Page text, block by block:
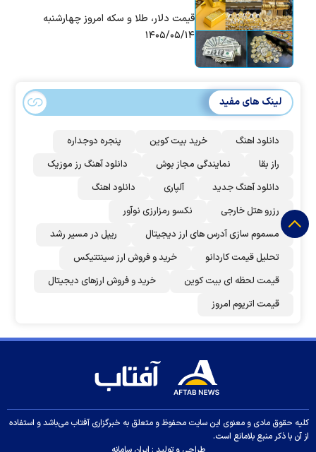
قیمت دلار، طلا و سکه امروز چهارشنبه
۱۴۰۵/۰۵/۱۴
لینک های مفید
دانلود اهنگ خرید بیت کوین
پنجره دوجداره
راز بقا
نمایندگی مجاز بوش
دانلود آهنگ رز‌ موزیک
دانلود آهنگ جدید
آلپاری
دانلود اهنگ
رزرو هتل خارجی
نکسو رمزارزی نوآور
مسموم سازی آدرس های ارز دیجیتال
ریپل در مسیر رشد
تحلیل قیمت کاردانو
خرید و فروش ارز سینتتیکس
قیمت لحظه ای بیت کوین
خرید و فروش ارزهای دیجیتال
قیمت اتریوم امروز
کلیه حقوق مادی و معنوی این سایت محفوظ و متعلق به خبرگزاری آفتاب می‌باشد و استفاده
از آن با ذکر منبع بلامانع است.